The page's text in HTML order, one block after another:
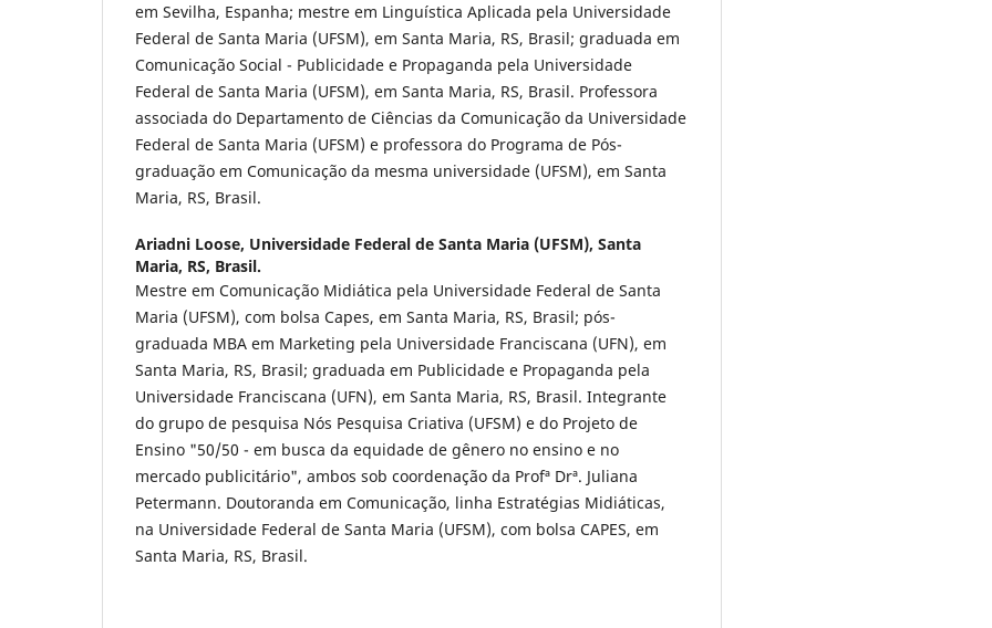
em Sevilha, Espanha; mestre em Linguística Aplicada pela Universidade
Federal de Santa Maria (UFSM), em Santa Maria, RS, Brasil; graduada em
Comunicação Social - Publicidade e Propaganda pela Universidade
Federal de Santa Maria (UFSM), em Santa Maria, RS, Brasil. Professora
associada do Departamento de Ciências da Comunicação da Universidade
Federal de Santa Maria (UFSM) e professora do Programa de Pós-
graduação em Comunicação da mesma universidade (UFSM), em Santa
Maria, RS, Brasil.
Ariadni Loose, Universidade Federal de Santa Maria (UFSM), Santa
Maria, RS, Brasil.
Mestre em Comunicação Midiática pela Universidade Federal de Santa
Maria (UFSM), com bolsa Capes, em Santa Maria, RS, Brasil; pós-
graduada MBA em Marketing pela Universidade Franciscana (UFN), em
Santa Maria, RS, Brasil; graduada em Publicidade e Propaganda pela
Universidade Franciscana (UFN), em Santa Maria, RS, Brasil. Integrante
do grupo de pesquisa Nós Pesquisa Criativa (UFSM) e do Projeto de
Ensino "50/50 - em busca da equidade de gênero no ensino e no
mercado publicitário", ambos sob coordenação da Profª Drª. Juliana
Petermann. Doutoranda em Comunicação, linha Estratégias Midiáticas,
na Universidade Federal de Santa Maria (UFSM), com bolsa CAPES, em
Santa Maria, RS, Brasil.